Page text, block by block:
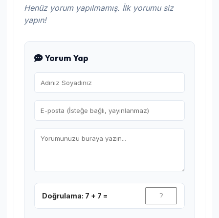
Henüz yorum yapılmamış. İlk yorumu siz
yapın!
Yorum Yap
Doğrulama: 7 + 7 =